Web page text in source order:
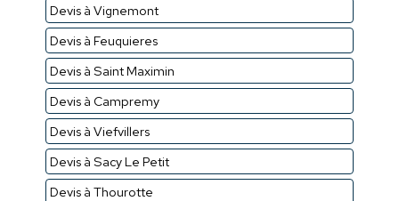
Devis à Vignemont
Devis à Feuquieres
Devis à Saint Maximin
Devis à Campremy
Devis à Viefvillers
Devis à Sacy Le Petit
Devis à Thourotte